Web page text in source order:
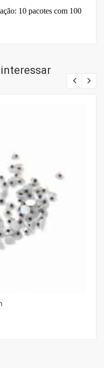
10 pacotes com 100